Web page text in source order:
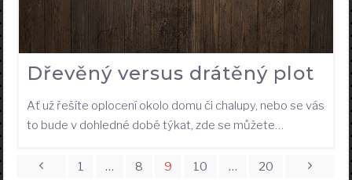
Dřevěný versus drátěný plot
Ať už řešíte oplocení okolo domu či chalupy, nebo se vás
to bude v dohledné době týkat, zde se můžete…
Stránkování
1 … 8 9 10 … 20